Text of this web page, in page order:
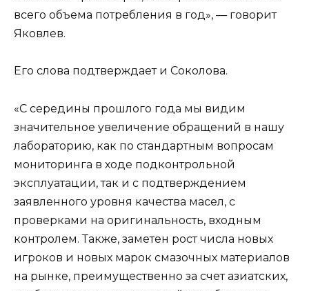
всего объема потребления в год», — говорит
Яковлев.
Его слова подтверждает и Соколова.
«С середины прошлого года мы видим
значительное увеличение обращений в нашу
лабораторию, как по стандартным вопросам
мониторинга в ходе подконтрольной
эксплуатации, так и с подтверждением
заявленного уровня качества масел, с
проверками на оригинальность, входным
контролем. Также, заметен рост числа новых
игроков и новых марок смазочных материалов
на рынке, преимущественно за счет азиатских,